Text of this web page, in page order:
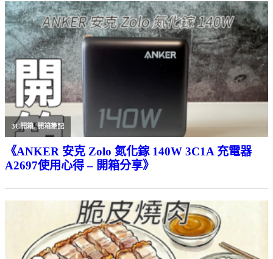
3C開箱,開箱筆記
《ANKER 安克 Zolo 氮化鎵 140W 3C1A 充電器
A2697使用心得 – 開箱分享》